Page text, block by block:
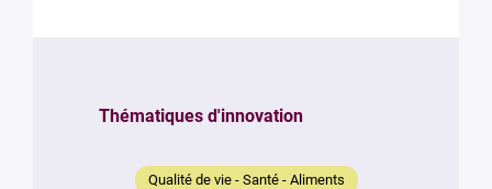
Thématiques d'innovation
Qualité de vie - Santé - Aliments